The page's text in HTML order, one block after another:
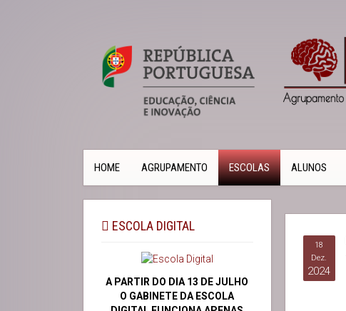
HOME AGRUPAMENTO ESCOLAS ALUNOS
18
Dez.
2024
ESCOLA DIGITAL
A PARTIR DO DIA 13 DE JULHO
O GABINETE DA ESCOLA